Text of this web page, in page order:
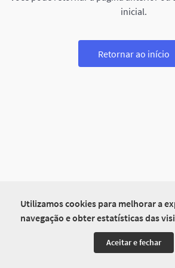
Utilizamos cookies para melhorar a
navegação e obter estatísticas das
Aceitar e fechar
inicial.
Retornar ao início